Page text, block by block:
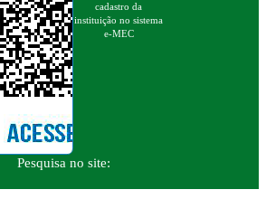
cadastro da
instituição no sistema
e-MEC
Pesquisa no site: